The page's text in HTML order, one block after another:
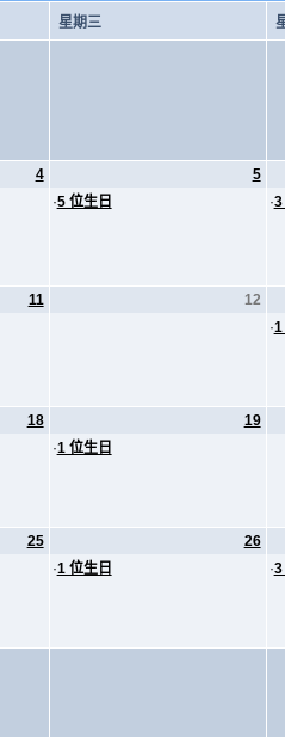
星期三
4
5
·5 位生日
·3
11
12
·1
18
19
·1 位生日
25
26
·1 位生日
·3